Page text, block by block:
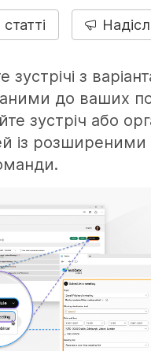
зустрічі з
до ваших
зустріч або
із